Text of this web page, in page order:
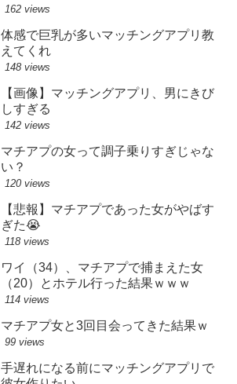
162 views
体感で巨乳が多いマッチングアプリ教
えてくれ
148 views
【画像】マッチングアプリ、男にきび
しすぎる
142 views
マチアプの女って調子乗りすぎじゃな
い？
120 views
【悲報】マチアプであった女がやばす
ぎた😭
118 views
ワイ（34）、マチアプで捕まえた女
（20）とホテル行った結果ｗｗｗ
114 views
マチアプ女と3回目会ってきた結果ｗ
99 views
手遅れになる前にマッチングアプリで